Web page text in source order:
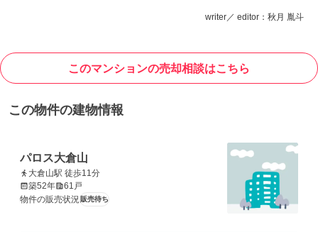
writer／ editor：秋月 胤斗
このマンションの売却相談はこちら
この物件の建物情報
パロス大倉山
大倉山駅 徒歩11分
築52年
61戸
物件の販売状況 販売待ち